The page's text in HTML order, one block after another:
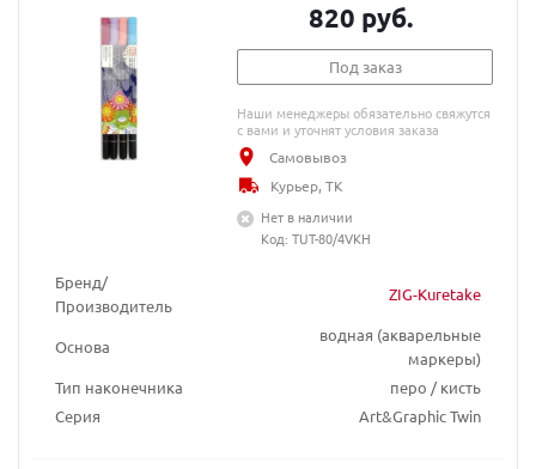
Бренд/
Производитель
ZIG-Kuretake
Основа
водная (акварельные
маркеры)
Тип наконечника
перо / кисть
Серия
Art&Graphic Twin
820 руб.
Под заказ
Наши менеджеры обязательно свяжутся
с вами и уточнят условия заказа
Самовывоз
Курьер, ТК
Нет в наличии
Код: TUT-80/4VKH